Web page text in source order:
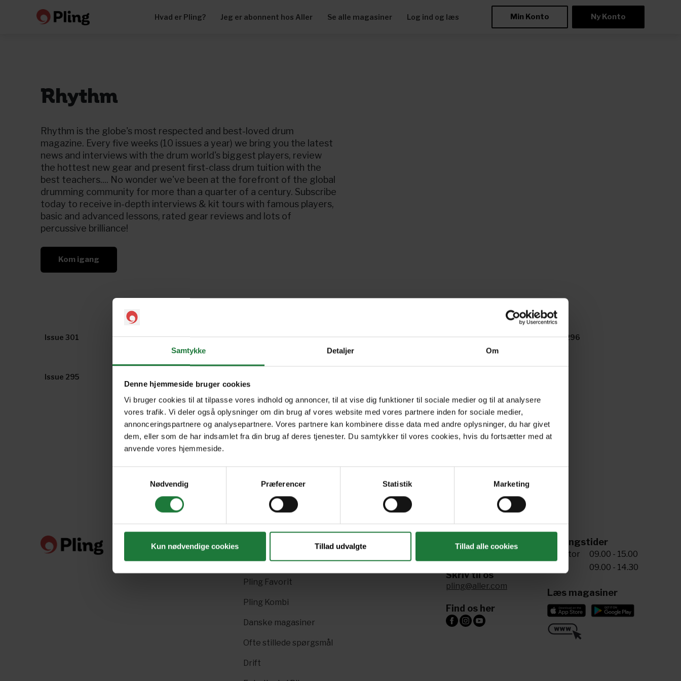
Samtykke Detaljer Om
Denne hjemmeside bruger cookies
Vi bruger cookies til at tilpasse vores indhold og annoncer, til at vise dig funktioner til sociale medier og til at analysere
vores trafik. Vi deler også oplysninger om din brug af vores website med vores partnere inden for sociale medier,
annonceringspartnere og analysepartnere. Vores partnere kan kombinere disse data med andre oplysninger, du har givet
dem, eller som de har indsamlet fra din brug af deres tjenester. Du samtykker til vores cookies, hvis du fortsætter med at
anvende vores hjemmeside.
Nødvendig
Præferencer Statistik Marketing
Kun nødvendige cookies Tillad udvalgte Tillad alle cookies
Hvad er Pling? Jeg er abonnent hos Aller Se alle magasiner Log ind og læs Min Konto Ny Konto
Rhythm
Rhythm is the globe's most respected and best-loved drum
magazine. Every five weeks (10 issues a year) we bring you the latest
news and interviews with the drum world's biggest players, review
the hottest new gear and present first-class drum tuition with the
best teachers.... No wonder we've been at the forefront of the global
drumming community for more than a quarter of a century. Subscribe
today to receive in-depth interviews & kit tours with famous players,
basic and advanced lessons, rated gear reviews and lots of
percussive brilliance!
Kom igang
Issue 301 Issue 300 Issue 299 Issue 298 Issue 297 Issue 296
Issue 295
Gavekort
Pling Favorit
Pling Kombi
Danske magasiner
Ofte stillede spørgsmål
Drift
Ring til os
+45 72 34 20 81
Skriv til os
pling@aller.com
Find os her
Åbningstider
Man-tor
09.00 - 15.00
09.00 - 14.30
Læs magasiner